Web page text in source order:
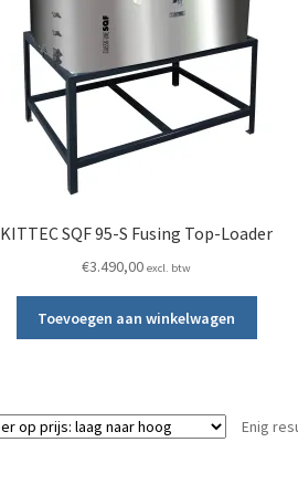
KITTEC SQF 95-S Fusing Top-Loader
€3.490,00 excl. btw
Toevoegen aan winkelwagen
Enig